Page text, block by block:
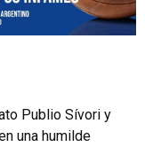
Publio Sívori y
una humilde